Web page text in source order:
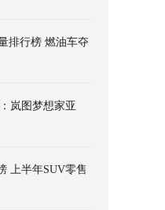
排行榜 燃油车夺
岚图梦想家亚
上半年SUV零售